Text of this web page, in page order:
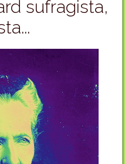
sufragista,